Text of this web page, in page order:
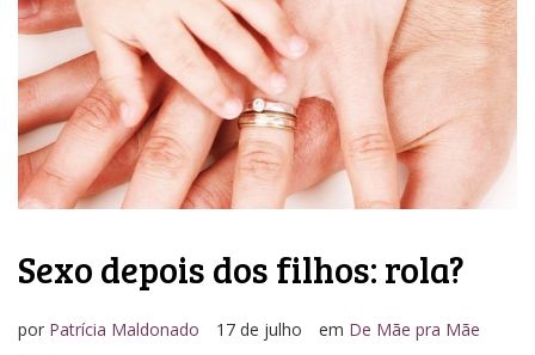
Media Kit
Sexo depois dos filhos: rola?
por Patrícia Maldonado 17 de julho em De Mãe pra Mãe